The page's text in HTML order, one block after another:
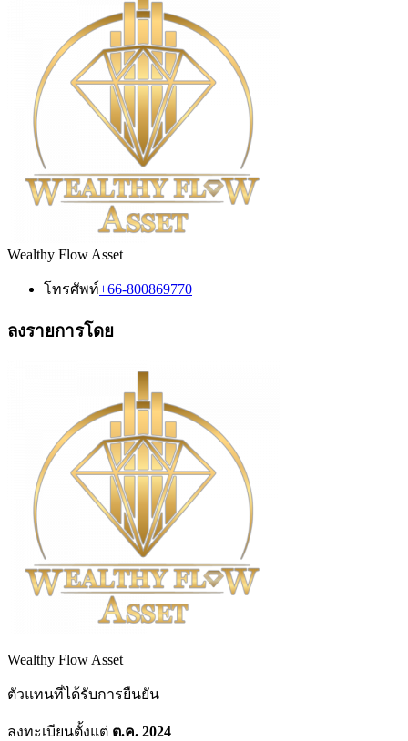
Wealthy Flow Asset
โทรศัพท์+66-800869770
ลงรายการโดย
Wealthy Flow Asset
ตัวแทนที่ได้รับการยืนยัน
ลงทะเบียนตั้งแต่ ต.ค. 2024